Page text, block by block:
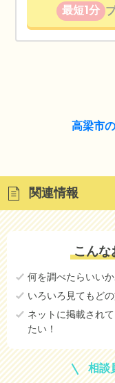
最短1分
高梁市
関連情報
こんな
何を調べたらいい
いろいろ見てもど
ネットに掲載され
たい！
相談